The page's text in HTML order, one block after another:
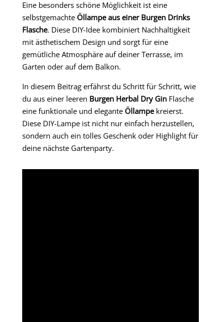
Eine besonders schöne Möglichkeit ist eine
selbstgemachte Öllampe aus einer Burgen Drinks
Flasche. Diese DIY-Idee kombiniert Nachhaltigkeit
mit ästhetischem Design und sorgt für eine
gemütliche Atmosphäre auf deiner Terrasse, im
Garten oder auf dem Balkon.
In diesem Beitrag erfährst du Schritt für Schritt, wie
du aus einer leeren Burgen Herbal Dry GinFlasche
eine funktionale und elegante Öllampekreierst.
Diese DIY-Lampe ist nicht nur einfach herzustellen,
sondern auch ein tolles Geschenk oder Highlight für
deine nächste Gartenparty.